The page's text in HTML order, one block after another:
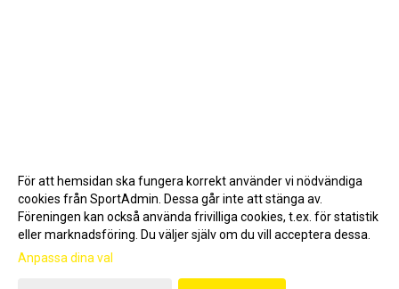
Gå till Webbversion
För att hemsidan ska fungera korrekt använder vi nödvändiga
cookies från SportAdmin. Dessa går inte att stänga av.
Föreningen kan också använda frivilliga cookies, t.ex. för statistik
eller marknadsföring. Du väljer själv om du vill acceptera dessa.
Anpassa dina val